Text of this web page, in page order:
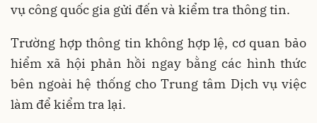
vụ công quốc gia gửi đến và kiểm tra thông tin.
Trường hợp thông tin không hợp lệ, cơ quan bảo
hiểm xã hội phản hồi ngay bằng các hình thức
bên ngoài hệ thống cho Trung tâm Dịch vụ việc
làm để kiểm tra lại.